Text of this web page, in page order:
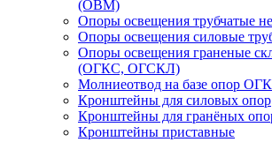
(ОВМ)
Опоры освещения трубчатые
Опоры освещения силовые
Опоры освещения граненые
(ОГКС, ОГСКЛ)
Молниеотвод на базе опор
Кронштейны для силовых опор
Кронштейны для гранёных
Кронштейны приставные